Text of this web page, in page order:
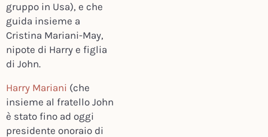
gruppo in Usa), e che
guida insieme a
Cristina Mariani-May,
nipote di Harry e figlia
di John.
Harry Mariani (che
insieme al fratello John
è stato fino ad oggi
presidente onoraio di